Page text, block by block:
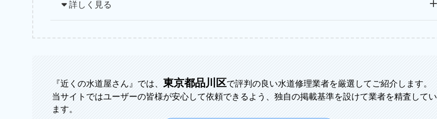
詳しく見る
『近くの水道屋さん』では、 東京都品川区で評判の良い水道修理業者を厳選してご紹介します。
当サイトではユーザーの皆様が安心して依頼できるよう、独自の掲載基準を設けて業者を精査してい
ます。